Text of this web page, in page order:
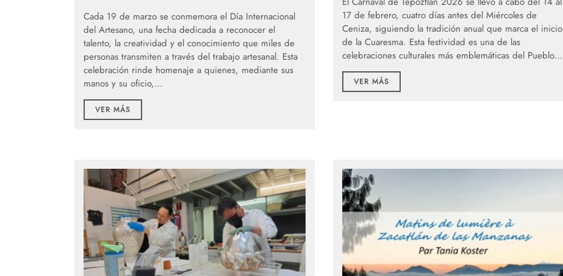
Cada 19 de marzo se conmemora el Día Internacional
del Artesano, una fecha dedicada a reconocer el
talento, la creatividad y el conocimiento que miles de
personas transmiten a través del trabajo artesanal. Esta
celebración rinde homenaje a quienes, mediante sus
manos y su oficio,…
VER MÁS
17 de febrero, cuatro días antes del Miércoles de
Ceniza, siguiendo la tradición anual que marca el inicio
de la Cuaresma. Esta festividad es una de las
celebraciones culturales más emblemáticas del Pueblo…
VER MÁS